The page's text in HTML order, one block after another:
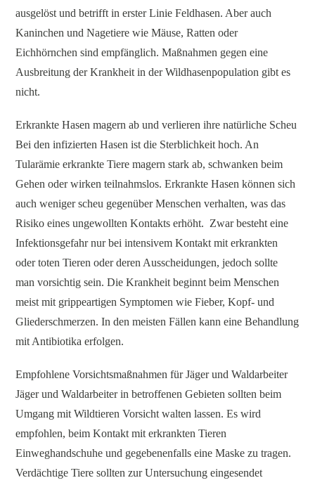
ausgelöst und betrifft in erster Linie Feldhasen. Aber auch
Kaninchen und Nagetiere wie Mäuse, Ratten oder
Eichhörnchen sind empfänglich. Maßnahmen gegen eine
Ausbreitung der Krankheit in der Wildhasenpopulation gibt es
nicht.
Erkrankte Hasen magern ab und verlieren ihre natürliche Scheu
Bei den infizierten Hasen ist die Sterblichkeit hoch. An
Tularämie erkrankte Tiere magern stark ab, schwanken beim
Gehen oder wirken teilnahmslos. Erkrankte Hasen können sich
auch weniger scheu gegenüber Menschen verhalten, was das
Risiko eines ungewollten Kontakts erhöht. Zwar besteht eine
Infektionsgefahr nur bei intensivem Kontakt mit erkrankten
oder toten Tieren oder deren Ausscheidungen, jedoch sollte
man vorsichtig sein. Die Krankheit beginnt beim Menschen
meist mit grippeartigen Symptomen wie Fieber, Kopf- und
Gliederschmerzen. In den meisten Fällen kann eine Behandlung
mit Antibiotika erfolgen.
Empfohlene Vorsichtsmaßnahmen für Jäger und Waldarbeiter
Jäger und Waldarbeiter in betroffenen Gebieten sollten beim
Umgang mit Wildtieren Vorsicht walten lassen. Es wird
empfohlen, beim Kontakt mit erkrankten Tieren
Einweghandschuhe und gegebenenfalls eine Maske zu tragen.
Verdächtige Tiere sollten zur Untersuchung eingesendet